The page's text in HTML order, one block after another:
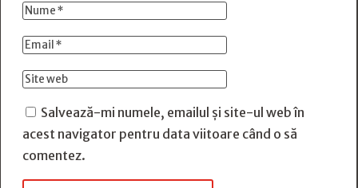
Salvează-mi numele, emailul și site-ul web în
acest navigator pentru data viitoare când o să
comentez.